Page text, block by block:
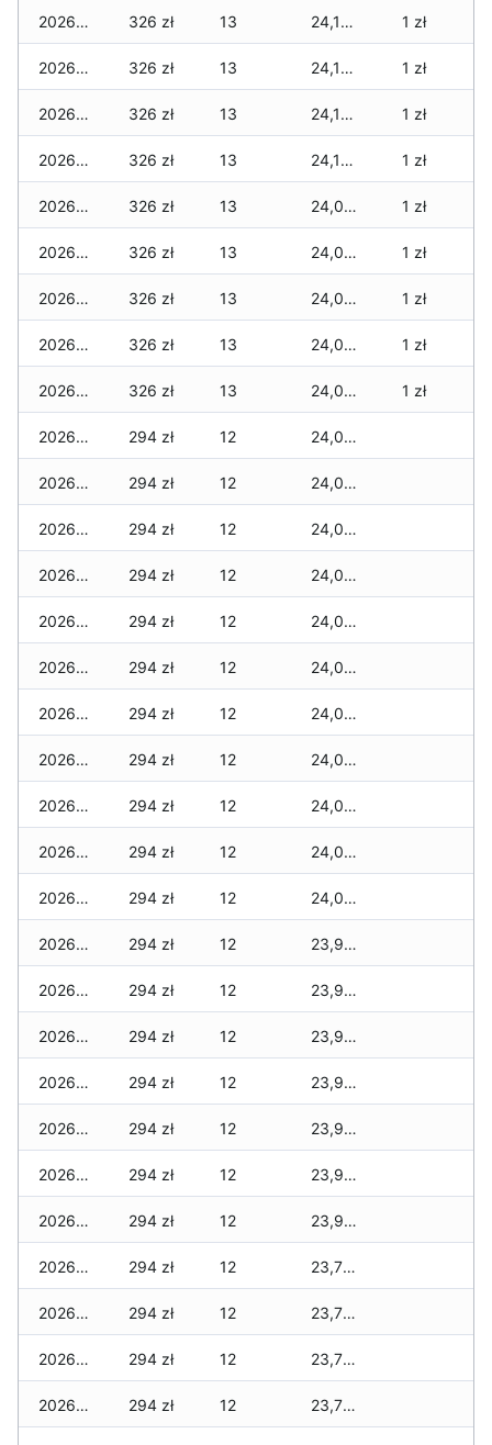
2026-06-14 326 zł 13 24,100 zł 1 zł
2026-06-13 326 zł 13 24,100 zł 1 zł
2026-06-12 326 zł 13 24,100 zł 1 zł
2026-06-11 326 zł 13 24,100 zł 1 zł
2026-06-10 326 zł 13 24,097 zł 1 zł
2026-06-09 326 zł 13 24,097 zł 1 zł
2026-06-07 326 zł 13 24,097 zł 1 zł
2026-06-06 326 zł 13 24,097 zł 1 zł
2026-06-05 326 zł 13 24,081 zł 1 zł
2026-06-04 294 zł 12 24,049 zł
2026-06-03 294 zł 12 24,049 zł
2026-06-02 294 zł 12 24,049 zł
2026-06-01 294 zł 12 24,049 zł
2026-05-31 294 zł 12 24,049 zł
2026-05-30 294 zł 12 24,041 zł
2026-05-29 294 zł 12 24,041 zł
2026-05-28 294 zł 12 24,041 zł
2026-05-27 294 zł 12 24,025 zł
2026-05-26 294 zł 12 24,025 zł
2026-05-25 294 zł 12 24,025 zł
2026-05-24 294 zł 12 23,945 zł
2026-05-23 294 zł 12 23,945 zł
2026-05-22 294 zł 12 23,929 zł
2026-05-21 294 zł 12 23,921 zł
2026-05-20 294 zł 12 23,921 zł
2026-05-19 294 zł 12 23,921 zł
2026-05-18 294 zł 12 23,921 zł
2026-05-17 294 zł 12 23,793 zł
2026-05-16 294 zł 12 23,793 zł
2026-05-15 294 zł 12 23,793 zł
2026-05-14 294 zł 12 23,777 zł